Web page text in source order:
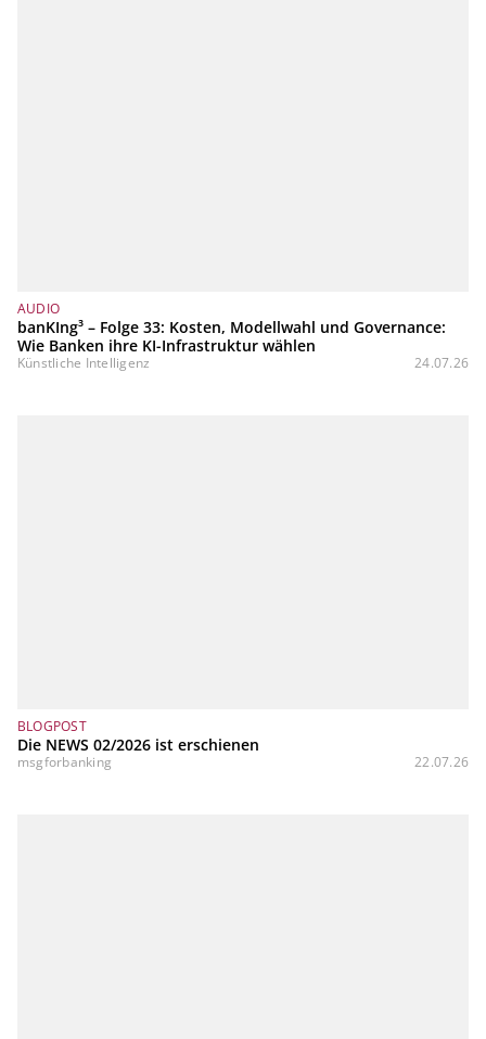
AUDIO
banKIng³ – Folge 33: Kosten, Modellwahl und Governance:
Wie Banken ihre KI-Infrastruktur wählen
Künstliche Intelligenz 24.07.26
BLOGPOST
Die NEWS 02/2026 ist erschienen
msgforbanking 22.07.26